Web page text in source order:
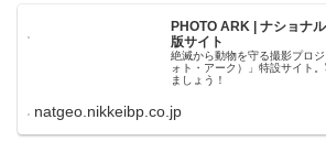
PHOTO ARK | ナショナ
版サイト
絶滅から動物を守る撮影プロ
ォト・アーク）」特設サイト
ましょう！
natgeo.nikkeibp.co.jp